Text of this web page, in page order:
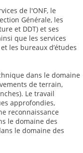
de l'ONF, le
Générale, les
et DDT) et ses
que les services
les bureaux d’études
dans le domaine
de terrain,
Le travail
approfondies,
reconnaissance
le domaine des
le domaine des